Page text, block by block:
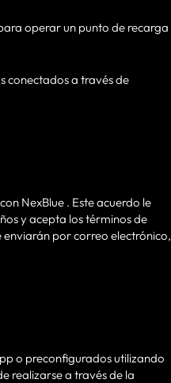
operar un punto de recarga
conectados a través de
NexBlue . Este acuerdo le
y acepta los términos de
enviarán por correo electrónico,
o preconfigurados utilizando
realizarse a través de la